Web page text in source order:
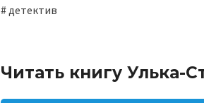
# детектив
Читать книгу Улька-